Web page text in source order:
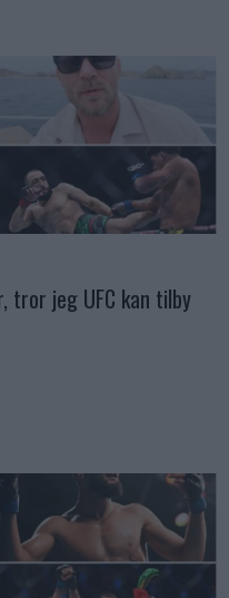
tror jeg UFC kan tilby